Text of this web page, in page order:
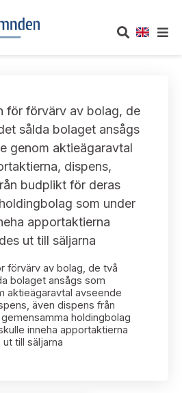
publiceringsdatum
ämnesvis
marknader och vissa
och uttalanden
ärenden
för förvärv av bolag, de
sålda bolaget ansågs
genom aktieägaravtal
dispens,
budplikt för deras
som under
apportaktierna
ut till säljarna
förvärv av bolag, de två
bolaget ansågs som
aktieägaravtal avseende
även dispens från
holdingbolag
inneha apportaktierna
till säljarna